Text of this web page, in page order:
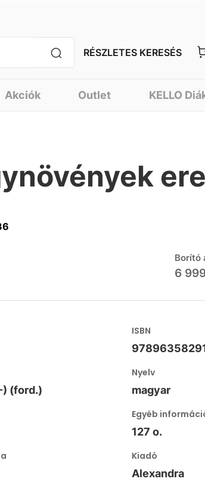
RÉSZLETES KERESÉS
Akciók Outlet KELLO
Borító
6
ISBN
) (ford.)
Nyelv
magyar
Egyéb
127 o.
Kiadó
Alexandra